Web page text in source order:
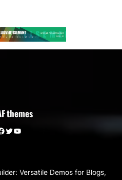
themes
Twitter YouTube
Versatile Demos for Blogs,